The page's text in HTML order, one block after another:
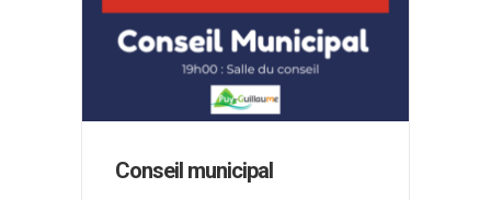
Conseil municipal